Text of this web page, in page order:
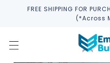
FREE SHIPPING FOR
(*across